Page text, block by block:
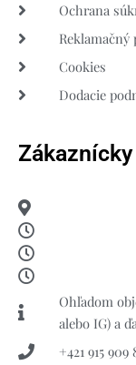
Ochrana
Reklamačný
Cookies
Dodacie
Ohľadom
alebo IG) a
+421 915 909